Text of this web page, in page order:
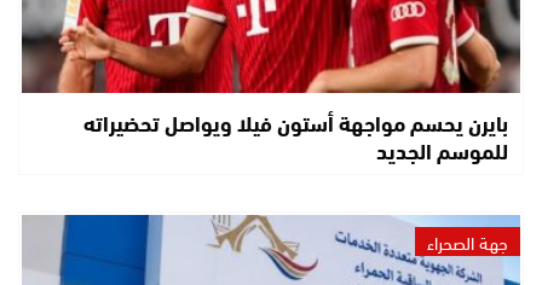
بايرن يحسم مواجهة أستون فيلا ويواصل تحضيراته
للموسم الجديد
جهة الصحراء